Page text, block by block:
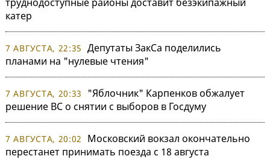
катер
7 АВГУСТА, 22:35 Депутаты ЗакСа поделились
планами на "нулевые чтения"
7 АВГУСТА, 20:33
"Яблочник" Карпенков обжалует
решение ВС о снятии с выборов в Госдуму
7 АВГУСТА, 20:02
Московский вокзал окончательно
перестанет принимать поезда с 18 августа